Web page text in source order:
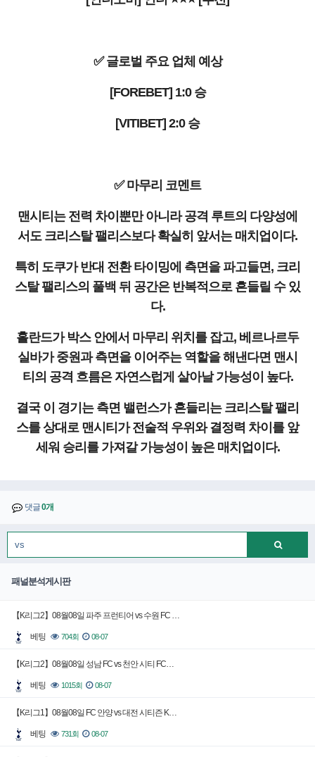
✅ 글로벌 주요 업체 예상
[FOREBET] 1:0 승
[VITIBET] 2:0 승
✅ 마무리 코멘트
맨시티는 전력 차이뿐만 아니라 공격 루트의 다양성에
서도 크리스탈 팰리스보다 확실히 앞서는 매치업이다.
특히 도쿠가 반대 전환 타이밍에 측면을 파고들면, 크리
스탈 팰리스의 풀백 뒤 공간은 반복적으로 흔들릴 수 있
다.
홀란드가 박스 안에서 마무리 위치를 잡고, 베르나르두
실바가 중원과 측면을 이어주는 역할을 해낸다면 맨시
티의 공격 흐름은 자연스럽게 살아날 가능성이 높다.
결국 이 경기는 측면 밸런스가 흔들리는 크리스탈 팰리
스를 상대로 맨시티가 전술적 우위와 결정력 차이를 앞
세워 승리를 가져갈 가능성이 높은 매치업이다.
댓글0개
패널분석게시판
【K리그2】08월08일 파주 프런티어 vs 수원 FC …
베팅 704회 08-07
【K리그2】08월08일 성남 FC vs 천안 시티 FC…
베팅 1015회 08-07
【K리그1】08월08일 FC 안양 vs 대전 시티즌 K…
베팅 731회 08-07